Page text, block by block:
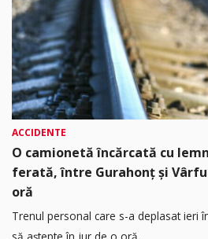
ACCIDENTE
O camionetă încărcată cu
ferată, între Gurahonț și
oră
Trenul personal care s-a deplasat ieri